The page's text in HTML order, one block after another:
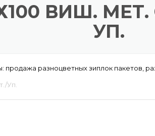
ВИШ.
УП.
продажа разноцветных зиплок пакетов,
Уп.